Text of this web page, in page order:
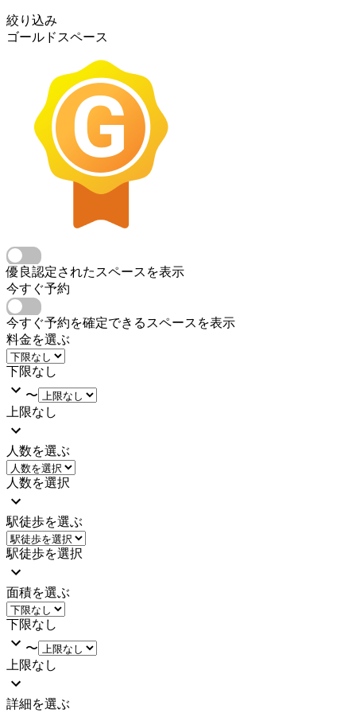
絞り込み
ゴールドスペース
優良認定されたスペースを表示
今すぐ予約
今すぐ予約を確定できるスペースを表示
料金を選ぶ
下限なし
〜
上限なし
人数を選ぶ
人数を選択
駅徒歩を選ぶ
駅徒歩を選択
面積を選ぶ
下限なし
〜
上限なし
詳細を選ぶ